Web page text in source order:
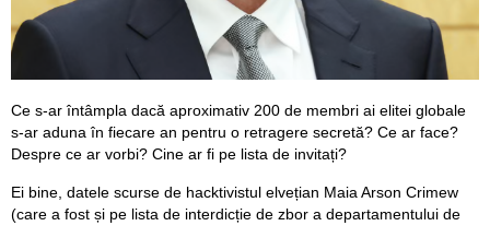
Ce s-ar întâmpla dacă aproximativ 200 de membri ai elitei globale
s-ar aduna în fiecare an pentru o retragere secretă? Ce ar face?
Despre ce ar vorbi? Cine ar fi pe lista de invitați?
Ei bine, datele scurse de hacktivistul elvețian Maia Arson Crimew
(care a fost și pe lista de interdicție de zbor a departamentului de